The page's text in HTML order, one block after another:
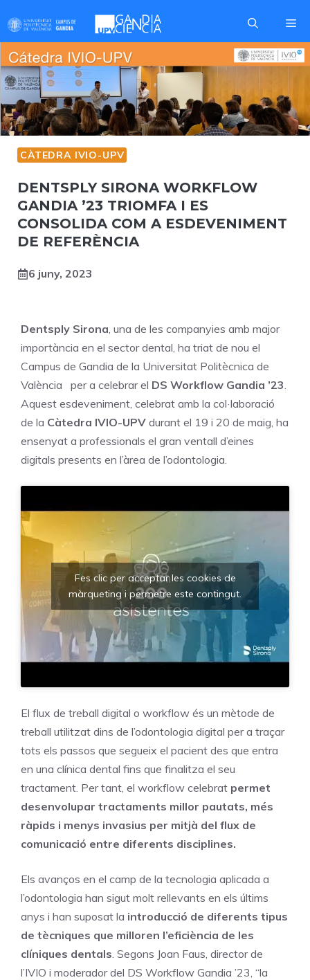
to
content
CÀTEDRA IVIO-UPV
DENTSPLY SIRONA WORKFLOW
GANDIA ’23 TRIOMFA I ES
CONSOLIDA COM A ESDEVENIMENT
DE REFERÈNCIA
6 juny, 2023
Dentsply Sirona , una de les companyies amb major
importància en el sector dental, ha triat de nou el
Campus de Gandia de la Universitat Politècnica de
València per a celebrar el DS Workflow Gandia ’23
Aquest esdeveniment, celebrat amb la col·laboració
de la Càtedra IVIO-UPV durant el 19 i 20 de maig, ha
ensenyat a professionals el gran ventall d’eines
digitals presents en l’àrea de l’odontologia.
Fes clic per acceptar les cookies de
màrqueting i permetre este contingut.
El flux de treball digital o workflow és un mètode de
treball utilitzat dins de l’odontologia digital per a traçar
tots els passos que segueix el pacient des que entra
en una clínica dental fins que finalitza el seu
tractament. Per tant, el workflow celebrat permet
desenvolupar tractaments millor pautats, més
ràpids i menys invasius per mitjà del flux de
comunicació entre diferents disciplines.
Els avanços en el camp de la tecnologia aplicada a
l’odontologia han sigut molt rellevants en els últims
anys i han suposat la introducció de diferents tipus
de tècniques que milloren l’eficiència de les
clíniques dentals . Segons Joan Faus, director de
l’IVIO i moderador del DS Workflow Gandia ’23, “la